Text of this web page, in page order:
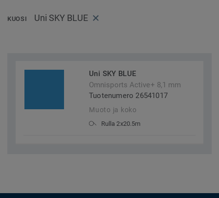
KUOSI Uni SKY BLUE
Uni SKY BLUE
Omnisports Active+ 8,1 mm
Tuotenumero 26541017
Muoto ja koko
Rulla 2x20.5m